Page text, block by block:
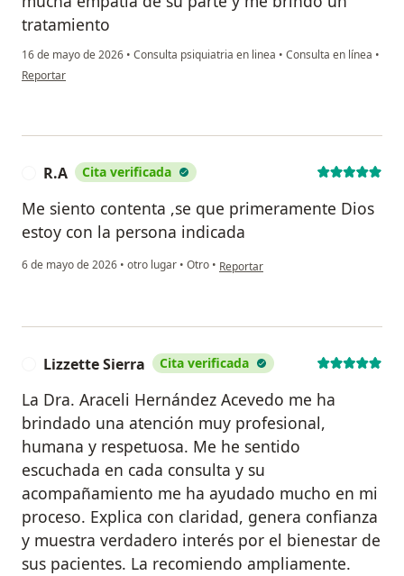
tratamiento
16 de mayo de 2026 • Consulta psiquiatria en linea • Consulta en línea •
en opinión del usuario AMR
Reportar
R.A Cita verificada
Me siento contenta ,se que primeramente Dios
estoy con la persona indicada
6 de mayo de 2026 • otro lugar • Otro • en opinión del usuario R.A
Reportar
Lizzette Sierra Cita verificada
La Dra. Araceli Hernández Acevedo me ha
brindado una atención muy profesional,
humana y respetuosa. Me he sentido
escuchada en cada consulta y su
acompañamiento me ha ayudado mucho en mi
proceso. Explica con claridad, genera confianza
y muestra verdadero interés por el bienestar de
sus pacientes. La recomiendo ampliamente.